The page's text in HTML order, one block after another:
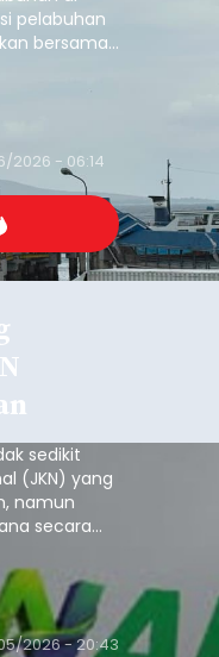
pelabuhan
bersama
dan
2026 - 06:14
sedikit
(JKN) yang
namun
secara
iuran.
(PBPU)
2026 - 20:43